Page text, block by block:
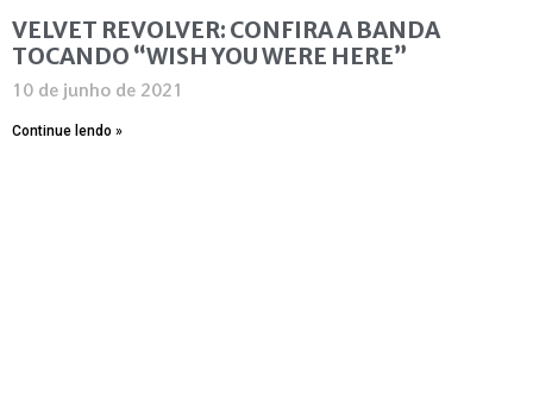
VELVET REVOLVER: CONFIRA A BANDA
TOCANDO “WISH YOU WERE HERE”
10 de junho de 2021
Continue lendo »